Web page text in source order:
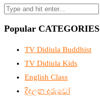
Popular CATEGORIES
TV Didiula Buddhist
TV Didiula Kids
English Class
දිදුලන දරුවෝ